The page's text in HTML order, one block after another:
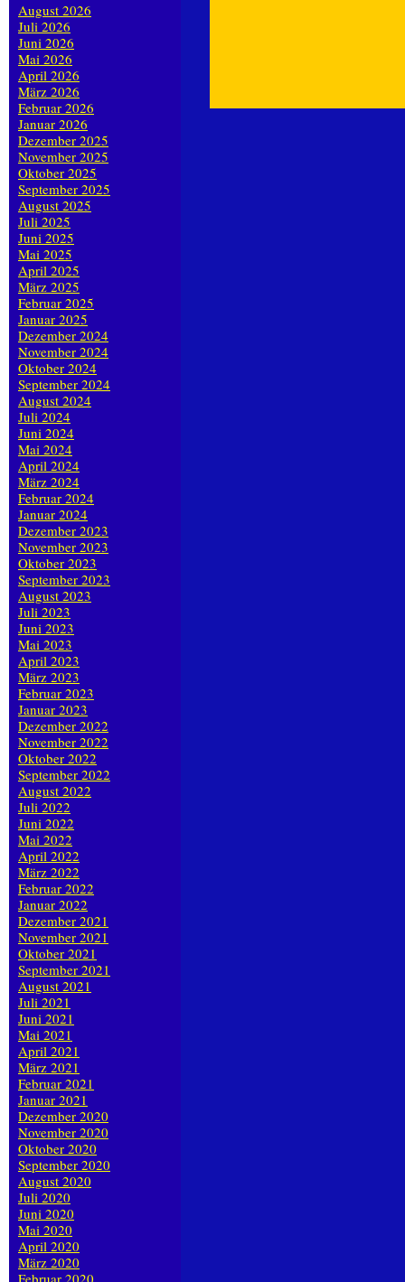
August 2026
Juli 2026
Juni 2026
Mai 2026
April 2026
März 2026
Februar 2026
Januar 2026
Dezember 2025
November 2025
Oktober 2025
September 2025
August 2025
Juli 2025
Juni 2025
Mai 2025
April 2025
März 2025
Februar 2025
Januar 2025
Dezember 2024
November 2024
Oktober 2024
September 2024
August 2024
Juli 2024
Juni 2024
Mai 2024
April 2024
März 2024
Februar 2024
Januar 2024
Dezember 2023
November 2023
Oktober 2023
September 2023
August 2023
Juli 2023
Juni 2023
Mai 2023
April 2023
März 2023
Februar 2023
Januar 2023
Dezember 2022
November 2022
Oktober 2022
September 2022
August 2022
Juli 2022
Juni 2022
Mai 2022
April 2022
März 2022
Februar 2022
Januar 2022
Dezember 2021
November 2021
Oktober 2021
September 2021
August 2021
Juli 2021
Juni 2021
Mai 2021
April 2021
März 2021
Februar 2021
Januar 2021
Dezember 2020
November 2020
Oktober 2020
September 2020
August 2020
Juli 2020
Juni 2020
Mai 2020
April 2020
März 2020
Februar 2020